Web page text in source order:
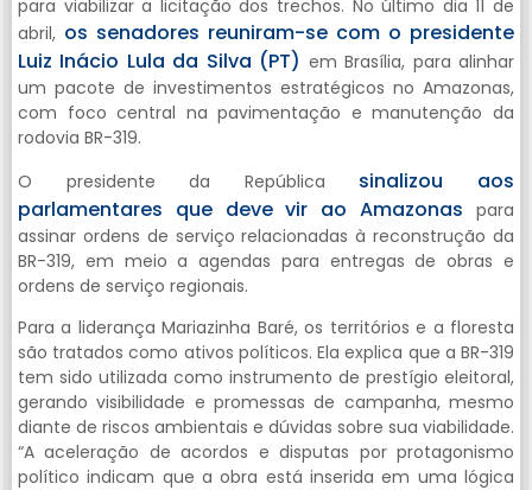
para viabilizar a licitação dos trechos. No último dia 11 de
abril, os senadores reuniram-se com o presidente
Luiz Inácio Lula da Silva (PT) em Brasília, para alinhar
um pacote de investimentos estratégicos no Amazonas,
com foco central na pavimentação e manutenção da
rodovia BR-319.
O presidente da República sinalizou aos
parlamentares que deve vir ao Amazonas para
assinar ordens de serviço relacionadas à reconstrução da
BR-319, em meio a agendas para entregas de obras e
ordens de serviço regionais.
Para a liderança Mariazinha Baré, os territórios e a floresta
são tratados como ativos políticos. Ela explica que a BR-319
tem sido utilizada como instrumento de prestígio eleitoral,
gerando visibilidade e promessas de campanha, mesmo
diante de riscos ambientais e dúvidas sobre sua viabilidade.
“A aceleração de acordos e disputas por protagonismo
político indicam que a obra está inserida em uma lógica